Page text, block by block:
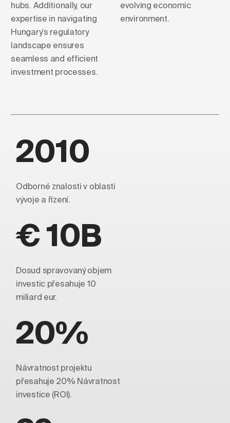
hubs. Additionally, our
expertise in navigating
Hungary’s regulatory
landscape ensures
seamless and efficient
investment processes.
evolving economic
environment.
2010
Odborné znalosti v oblasti
vývoje a řízení.
€ 10B
Dosud spravovaný objem
investic přesahuje 10
miliard eur.
20%
Návratnost projektu
přesahuje 20% Návratnost
investice (ROI).